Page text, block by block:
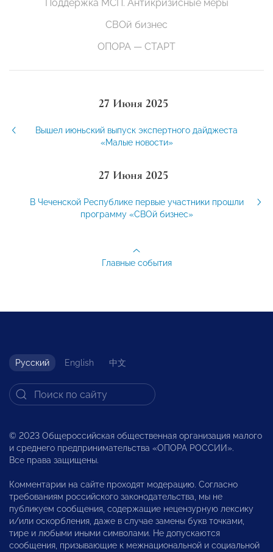
Поддержка МСП. Антикризисные меры
СВОй бизнес
ОПОРА — СТАРТ
27 Июня 2025
Вышел июньский выпуск экспертного дайджеста
«Малые новости»
27 Июня 2025
В Чеченской Республике первые участники прошли
программу «СВОй бизнес»
Главные события
Русский English 中文
© 2023 Общероссийская общественная организация малого
и среднего предпринимательства «ОПОРА РОССИИ».
Все права защищены.
Комментарии на сайте проходят модерацию. Согласно
требованиям российского законодательства, мы не
публикуем сообщения, содержащие нецензурную лексику
и/или оскорбления, даже в случае замены букв точками,
тире и любыми иными символами. Не допускаются
сообщения, призывающие к межнациональной и социальной